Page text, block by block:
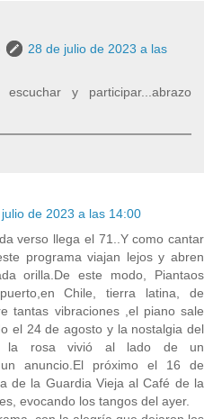
28 de julio de 2023 a las
y participar...abrazo
de 2023 a las 14:00
verso llega el 71..Y como cantar
programa viajan lejos y abren
orilla.De este modo, Piantaos
Chile, tierra latina, de
tantas vibraciones ,el piano sale
el 24 de agosto y la nostalgia del
la rosa vivió al lado de un
un anuncio.El próximo el 16 de
de la Guardia Vieja al Café de la
evocando los tangos del ayer.